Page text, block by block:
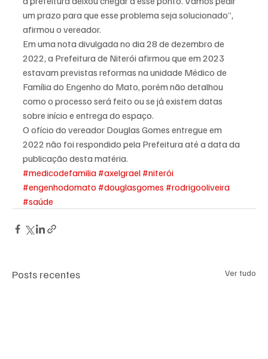
um prazo para que esse problema seja solucionado”,
afirmou o vereador.
Em uma nota divulgada no dia 28 de dezembro de
2022, a Prefeitura de Niterói afirmou que em 2023
estavam previstas reformas na unidade Médico de
Família do Engenho do Mato, porém não detalhou
como o processo será feito ou se já existem datas
sobre início e entrega do espaço.
O ofício do vereador Douglas Gomes entregue em
2022 não foi respondido pela Prefeitura até a data da
publicação desta matéria.
#medicodefamilia #axelgrael #niterói
#engenhodomato #douglasgomes #rodrigooliveira
#saúde
Posts recentes Ver tudo